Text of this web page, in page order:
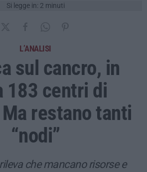
Si legge in: 2 minuti
L’ANALISI
sul cancro, in
183 centri di
restano tanti
“nodi”
che mancano risorse e